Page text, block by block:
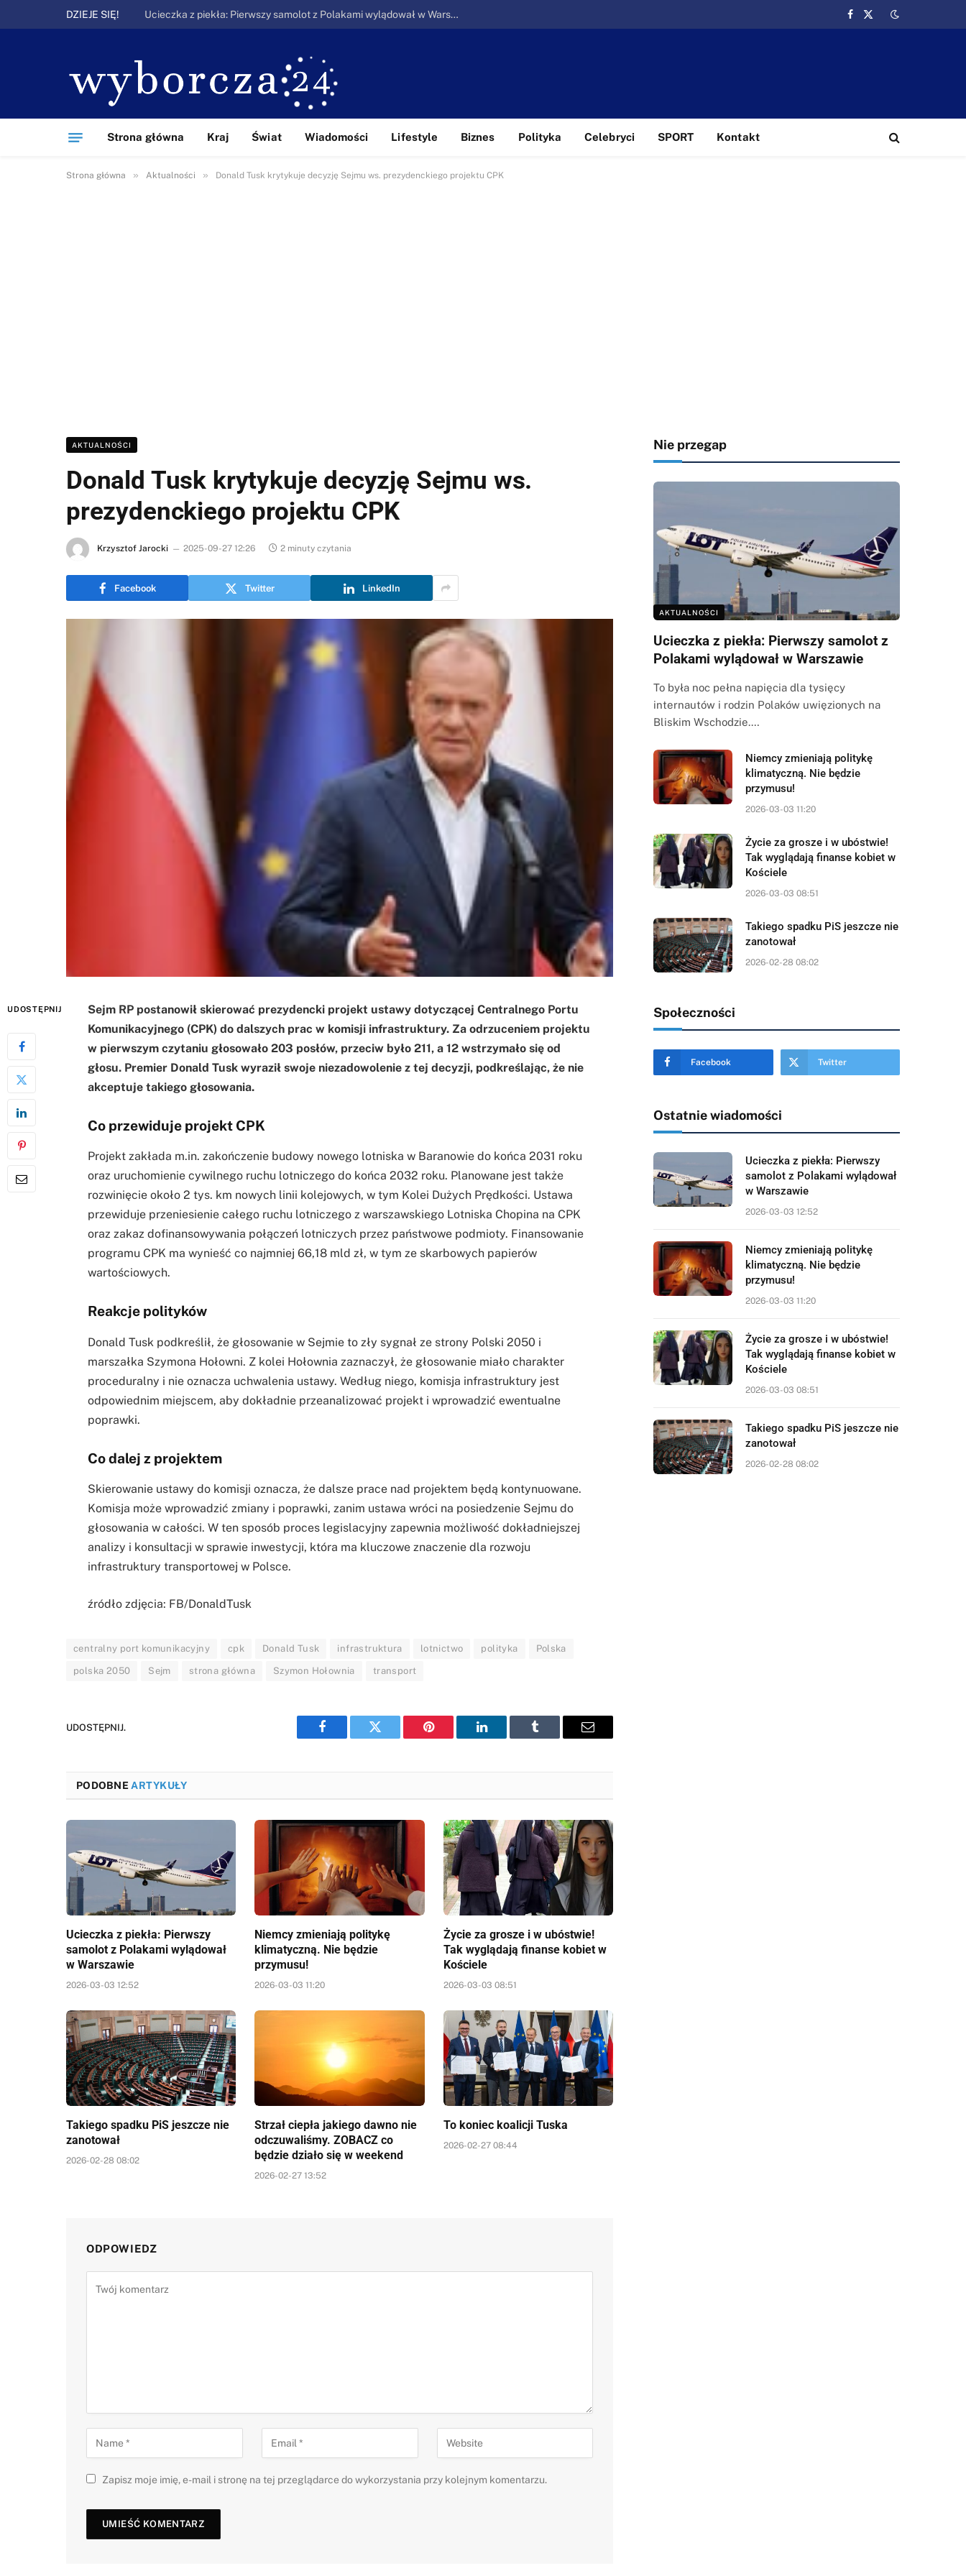
DZIEJE SIĘ! Ucieczka z piekła: Pierwszy samolot z Polakami wylądował w Warszawie
Facebook
X
Strona główna Kraj Świat Wiadomości Lifestyle Biznes Polityka Celebryci SPORT Kontakt
Strona główna » Aktualności » Donald Tusk krytykuje decyzję Sejmu ws. prezydenckiego projektu CPK
AKTUALNOŚCI
Donald Tusk krytykuje decyzję Sejmu ws.
prezydenckiego projektu CPK
Krzysztof Jarocki 2025-09-27 12:26 2 minuty czytania
Facebook Twitter LinkedIn
UDOSTĘPNIJ
Sejm RP postanowił skierować prezydencki projekt ustawy dotyczącej Centralnego Portu
Komunikacyjnego (CPK) do dalszych prac w komisji infrastruktury. Za odrzuceniem projektu
w pierwszym czytaniu głosowało 203 posłów, przeciw było 211, a 12 wstrzymało się od
głosu. Premier Donald Tusk wyraził swoje niezadowolenie z tej decyzji, podkreślając, że nie
akceptuje takiego głosowania.
Co przewiduje projekt CPK
Projekt zakłada m.in. zakończenie budowy nowego lotniska w Baranowie do końca 2031 roku
oraz uruchomienie cywilnego ruchu lotniczego do końca 2032 roku. Planowane jest także
rozwinięcie około 2 tys. km nowych linii kolejowych, w tym Kolei Dużych Prędkości. Ustawa
przewiduje przeniesienie całego ruchu lotniczego z warszawskiego Lotniska Chopina na CPK
oraz zakaz dofinansowywania połączeń lotniczych przez państwowe podmioty. Finansowanie
programu CPK ma wynieść co najmniej 66,18 mld zł, w tym ze skarbowych papierów
wartościowych.
Reakcje polityków
Donald Tusk podkreślił, że głosowanie w Sejmie to zły sygnał ze strony Polski 2050 i
marszałka Szymona Hołowni. Z kolei Hołownia zaznaczył, że głosowanie miało charakter
proceduralny i nie oznacza uchwalenia ustawy. Według niego, komisja infrastruktury jest
odpowiednim miejscem, aby dokładnie przeanalizować projekt i wprowadzić ewentualne
poprawki.
Co dalej z projektem
Skierowanie ustawy do komisji oznacza, że dalsze prace nad projektem będą kontynuowane.
Komisja może wprowadzić zmiany i poprawki, zanim ustawa wróci na posiedzenie Sejmu do
głosowania w całości. W ten sposób proces legislacyjny zapewnia możliwość dokładniejszej
analizy i konsultacji w sprawie inwestycji, która ma kluczowe znaczenie dla rozwoju
infrastruktury transportowej w Polsce.
źródło zdjęcia: FB/DonaldTusk
centralny port komunikacyjny cpk Donald Tusk infrastruktura lotnictwo polityka Polska
polska 2050 Sejm strona główna Szymon Hołownia transport
UDOSTĘPNIJ.
Facebook Twitter Pinterest LinkedIn Tumblr Email
PODOBNE ARTYKUŁY
Ucieczka z piekła: Pierwszy
samolot z Polakami wylądował
w Warszawie
2026-03-03 12:52
Niemcy zmieniają politykę
klimatyczną. Nie będzie
przymusu!
2026-03-03 11:20
Życie za grosze i w ubóstwie!
Tak wyglądają finanse kobiet w
Kościele
2026-03-03 08:51
Takiego spadku PiS jeszcze nie
zanotował
2026-02-28 08:02
Strzał ciepła jakiego dawno nie
odczuwaliśmy. ZOBACZ co
będzie działo się w weekend
2026-02-27 13:52
To koniec koalicji Tuska
2026-02-27 08:44
ODPOWIEDZ
Zapisz moje imię, e-mail i stronę na tej przeglądarce do wykorzystania przy kolejnym komentarzu.
Nie przegap
AKTUALNOŚCI
Ucieczka z piekła: Pierwszy samolot z
Polakami wylądował w Warszawie
To była noc pełna napięcia dla tysięcy
internautów i rodzin Polaków uwięzionych na
Bliskim Wschodzie.…
Niemcy zmieniają politykę
klimatyczną. Nie będzie
przymusu!
2026-03-03 11:20
Życie za grosze i w ubóstwie!
Tak wyglądają finanse kobiet w
Kościele
2026-03-03 08:51
Takiego spadku PiS jeszcze nie
zanotował
2026-02-28 08:02
Społeczności
Facebook Twitter
Ostatnie wiadomości
Ucieczka z piekła: Pierwszy
samolot z Polakami wylądował
w Warszawie
2026-03-03 12:52
Niemcy zmieniają politykę
klimatyczną. Nie będzie
przymusu!
2026-03-03 11:20
Życie za grosze i w ubóstwie!
Tak wyglądają finanse kobiet w
Kościele
2026-03-03 08:51
Takiego spadku PiS jeszcze nie
zanotował
2026-02-28 08:02